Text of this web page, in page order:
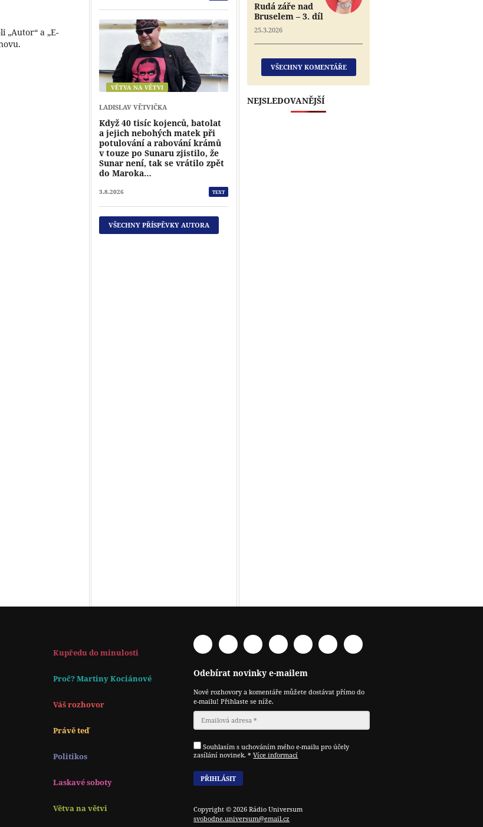
„Autor“ a „E-
VĚTVA NA VĚTVI
LADISLAV VĚTVIČKA
Když 40 tisíc kojenců, batolat
a jejich nebohých matek při
potulování a rabování krámů
v touze po Sunaru zjistilo, že
Sunar není, tak se vrátilo zpět
do Maroka…
3.8.2026 TEXT
VŠECHNY PŘÍSPĚVKY AUTORA
Rudá záře nad
Bruselem – 3. díl
25.3.2026
VŠECHNY KOMENTÁŘE
NEJSLEDOVANĚJŠÍ
Kupředu do minulosti
Proč? Martiny Kociánové
Váš rozhovor
Právě teď
Politikos
Laskavé soboty
Větva na větvi
FacebookSpotify YouTubeTwitterRSS TelegramOdysee
Odebírat novinky e-mailem
Nové rozhovory a komentáře můžete dostávat přímo do
e-mailu! Přihlaste se níže.
Souhlasím s uchováním mého e-mailu pro účely
zasílání novinek.* Více informací
Copyright © 2026 Rádio Universum
svobodne.universum@email.cz